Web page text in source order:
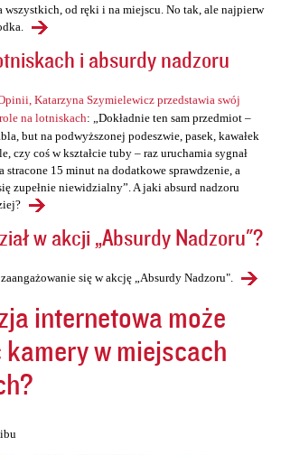
wszystkich, od ręki i na miejscu. No tak, ale najpierw
i absurdy nadzoru
Katarzyna Szymielewicz przedstawia swój
na lotniskach: „Dokładnie ten sam przedmiot –
but na podwyższonej podeszwie, pasek, kawałek
czy coś w kształcie tuby – raz uruchamia sygnał
stracone 15 minut na dodatkowe sprawdzenie, a
zupełnie niewidzialny”. A jaki absurd nadzoru
w akcji „Absurdy Nadzoru"?
się w akcję „Absurdy Nadzoru".
internetowa może
w miejscach